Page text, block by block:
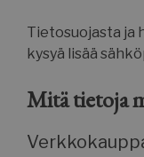
Tietosuojasta ja
kysyä lisää
Mitä tietoja